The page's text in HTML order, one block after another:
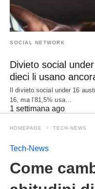
SOCIAL NETWORK
Divieto social
dieci li usano
Il divieto social under 16
16, ma l’81,5% usa…
1 settimana ago